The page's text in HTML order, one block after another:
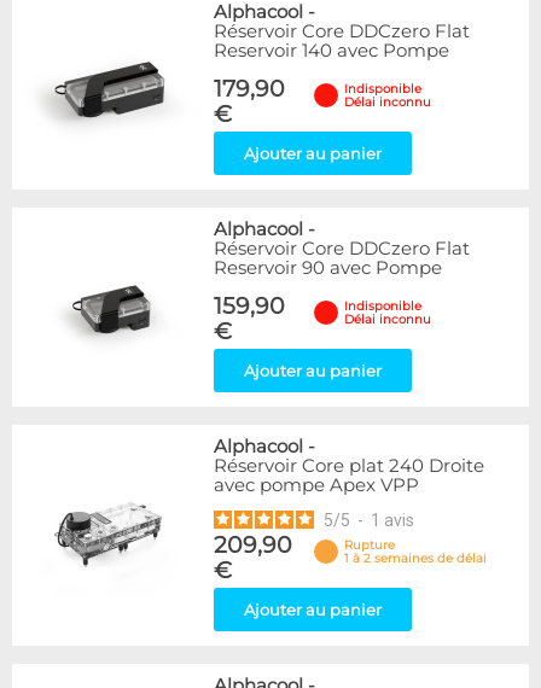
Alphacool -
Réservoir Core DDCzero Flat
Reservoir 140 avec Pompe
179,90
€
Indisponible
Délai inconnu
Ajouter au panier
Alphacool -
Réservoir Core DDCzero Flat
Reservoir 90 avec Pompe
159,90
€
Indisponible
Délai inconnu
Ajouter au panier
Alphacool -
Réservoir Core plat 240 Droite
avec pompe Apex VPP
5/5 - 1 avis
209,90
€
Rupture
1 à 2 semaines de délai
Ajouter au panier